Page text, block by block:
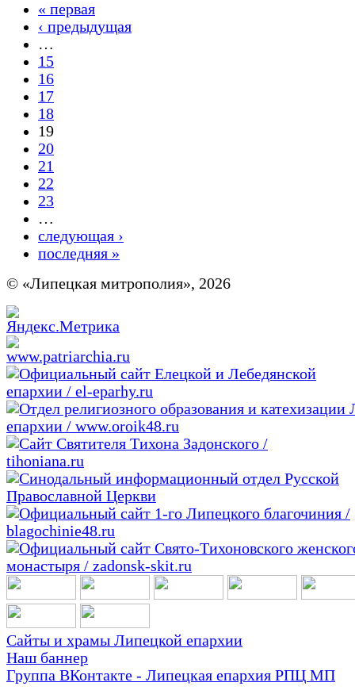
« первая
‹ предыдущая
…
15
16
17
18
19
20
21
22
23
…
следующая ›
последняя »
© «Липецкая митрополия», 2026
Сайты и храмы Липецкой епархии
Наш баннер
Группа ВКонтакте - Липецкая епархия РПЦ МП